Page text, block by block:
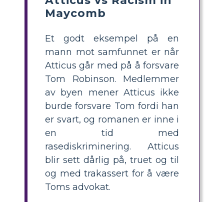
Maycomb
Et godt eksempel på en
mann mot samfunnet er når
Atticus går med på å forsvare
Tom Robinson. Medlemmer
av byen mener Atticus ikke
burde forsvare Tom fordi han
er svart, og romanen er inne i
en tid med
rasediskriminering. Atticus
blir sett dårlig på, truet og til
og med trakassert for å være
Toms advokat.